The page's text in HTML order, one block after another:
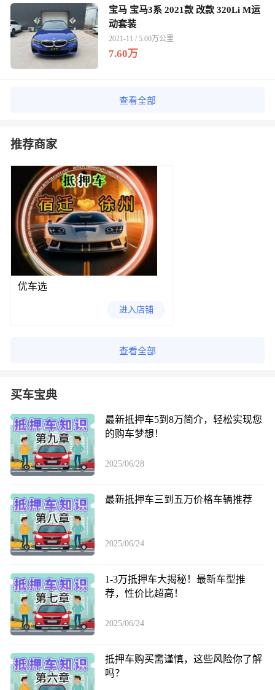
宝马 宝马3系 2021款 改款 320Li M运
动套装
2021-11 / 5.00万公里
7.60万
查看全部
推荐商家
优车选
进入店铺
查看全部
买车宝典
最新抵押车5到8万简介，轻松实现您
的购车梦想！
2025/06/28
最新抵押车三到五万价格车辆推荐
2025/06/24
1-3万抵押车大揭秘！最新车型推
荐，性价比超高！
2025/06/24
抵押车购买需谨慎，这些风险你了解
吗？